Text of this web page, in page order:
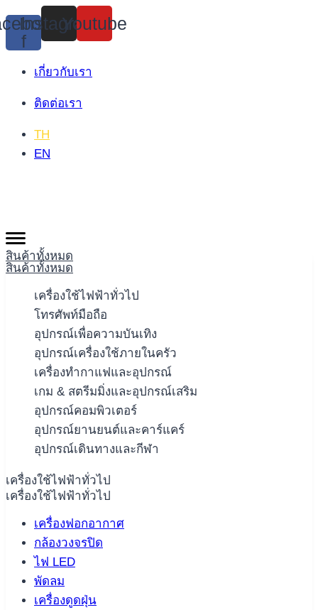
Skip
to
content
f
Instagram
Youtube
เกี่ยวกับเรา
ติดต่อเรา
TH
EN
สินค้าทั้งหมด
สินค้าทั้งหมด
เครื่องใช้ไฟฟ้าทั่วไป
โทรศัพท์มือถือ
อุปกรณ์เพื่อความบันเทิง
อุปกรณ์เครื่องใช้ภายในครัว
เครื่องทำกาแฟและอุปกรณ์
เกม & สตรีมมิ่งและอุปกรณ์เสริม
อุปกรณ์คอมพิวเตอร์
อุปกรณ์ยานยนต์และคาร์แคร์
อุปกรณ์เดินทางและกีฬา
เครื่องใช้ไฟฟ้าทั่วไป
เครื่องใช้ไฟฟ้าทั่วไป
เครื่องฟอกอากาศ
กล้องวงจรปิด
ไฟ LED
พัดลม
เครื่องดูดฝุ่น